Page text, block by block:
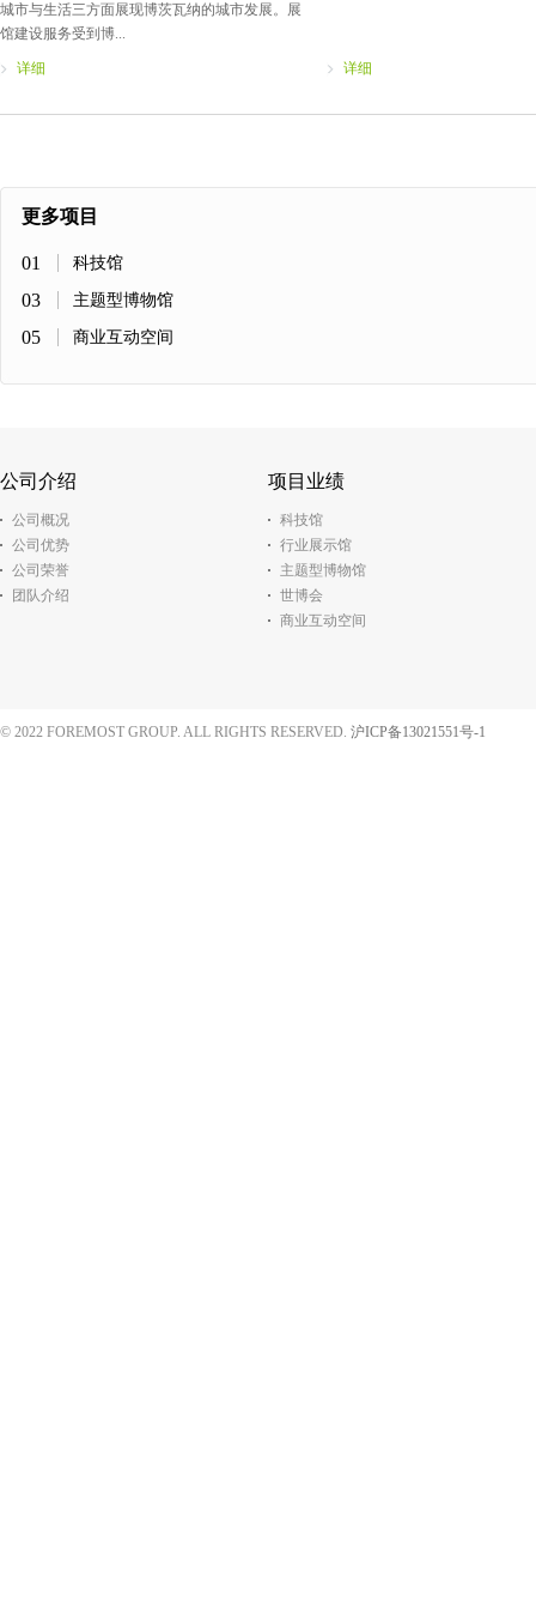
详细
城市与生活三方面展现博茨瓦纳的城市发展。展
馆建设服务受到博...
详细
更多项目
01 科技馆
03 主题型博物馆
05 商业互动空间
公司介绍
公司概况
公司优势
公司荣誉
团队介绍
项目业绩
科技馆
行业展示馆
主题型博物馆
世博会
商业互动空间
© 2022 FOREMOST GROUP. ALL RIGHTS RESERVED. 沪ICP备13021551号-1